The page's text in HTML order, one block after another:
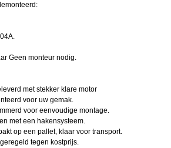
Geen monteur nodig.
met stekker klare motor
voor uw gemak.
voor eenvoudige montage.
met een hakensysteem.
op een pallet, klaar voor transport.
tegen kostprijs.